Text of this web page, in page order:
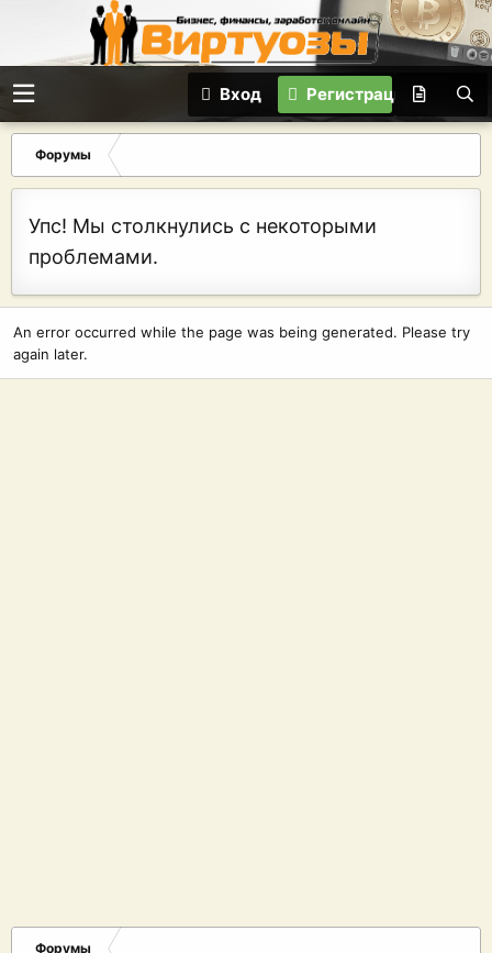
Вход Регистрация
Форумы
Упс! Мы столкнулись с некоторыми
проблемами.
An error occurred while the page was being generated. Please try
again later.
Форумы